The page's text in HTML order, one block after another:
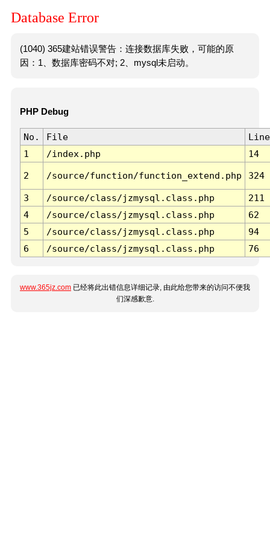
Database Error
(1040) 365建站错误警告：连接数据库失败，可能的原
因：1、数据库密码不对; 2、mysql未启动。
PHP Debug
No. File
Line
1
/index.php 14
2 /source/function/function_extend.php 324
3 /source/class/jzmysql.class.php
211
4
/source/class/jzmysql.class.php
62
5
/source/class/jzmysql.class.php
94
6
/source/class/jzmysql.class.php 76
www.365jz.com 已经将此出错信息详细记录, 由此给您带来的访问不便我
们深感歉意.